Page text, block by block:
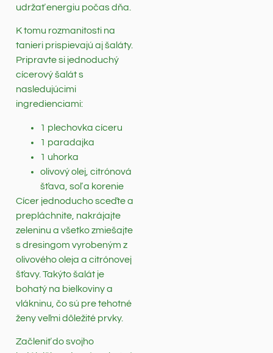
udržať energiu počas dňa.
K tomu rozmanitosti na
tanieri prispievajú aj šaláty.
Pripravte si jednoduchý
cícerový šalát s
nasledujúcimi
ingredienciami:
1 plechovka cíceru
1 paradajka
1 uhorka
olivový olej, citrónová
šťava, soľ a korenie
Cícer jednoducho sceďte a
prepláchnite, nakrájajte
zeleninu a všetko zmiešajte
s dresingom vyrobeným z
olivového oleja a citrónovej
šťavy. Takýto šalát je
bohatý na bielkoviny a
vlákninu, čo sú pre tehotné
ženy veľmi dôležité prvky.
Začleniť do svojho